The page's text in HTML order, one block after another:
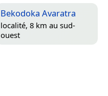
Bekodoka Avaratra
localité, 8 km au sud-
ouest